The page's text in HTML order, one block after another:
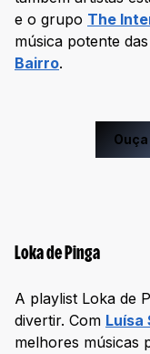
e o grupo The
música potente
Bairro.
Loka de Pinga
A playlist Loka de
divertir. Com Luísa
melhores músicas